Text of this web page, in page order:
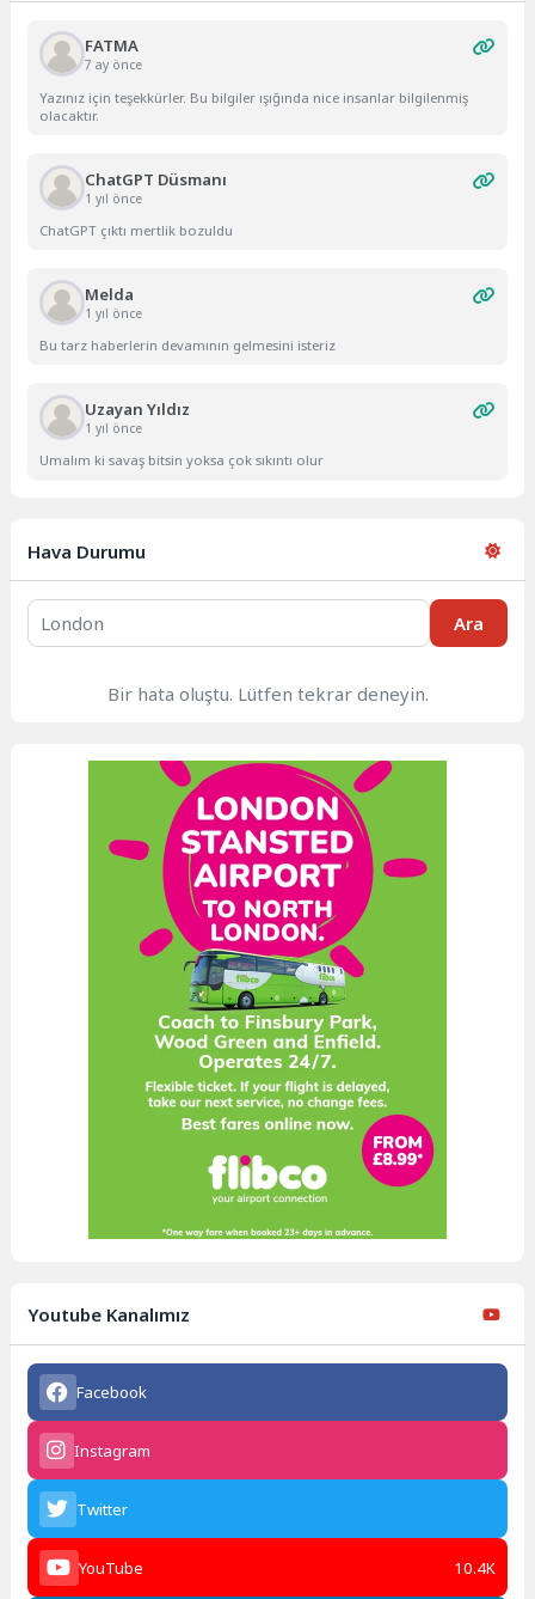
FATMA
7 ay önce
Yazınız için teşekkürler. Bu bilgiler ışığında nice insanlar bilgilenmiş
olacaktır.
ChatGPT Düsmanı
1 yıl önce
ChatGPT çıktı mertlik bozuldu
Melda
1 yıl önce
Bu tarz haberlerin devamının gelmesini isteriz
Uzayan Yıldız
1 yıl önce
Umalım ki savaş bitsin yoksa çok sıkıntı olur
Hava Durumu
Ara
Bir hata oluştu. Lütfen tekrar deneyin.
Youtube Kanalımız
Facebook
Instagram
Twitter
YouTube 10.4K